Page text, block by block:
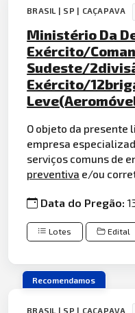
BRASIL | SP | CAÇAPAVA
Ministério Da
Exército/
Sudeste/
Exército/
O objeto da presente
empresa
serviços comuns de
preventiva e/ou
Data do Pregão:
Lotes Edital
Recomendamos
BRASIL | SP | CAÇAPAVA